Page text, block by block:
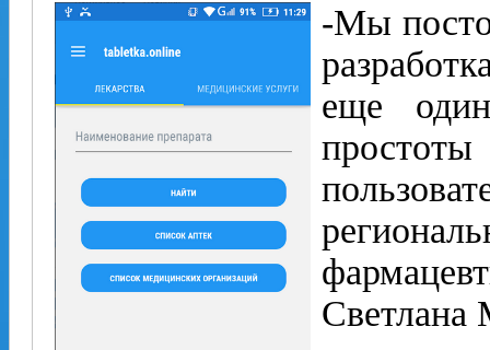
-Мы
еще
Светлана